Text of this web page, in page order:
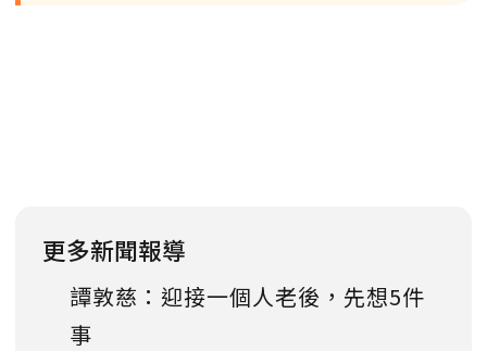
更多新聞報導
譚敦慈：迎接一個人老後，先想5件
事